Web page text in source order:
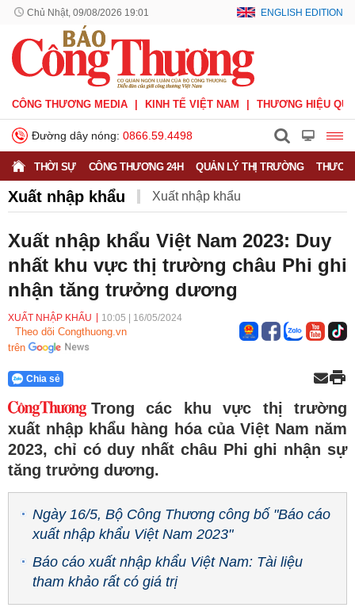
Chủ Nhật, 09/08/2026 19:01 ENGLISH EDITION
CÔNG THƯƠNG MEDIA KINH TẾ VIỆT NAM THƯƠNG HIỆU
Đường dây nóng: 0866.59.4498
THỜI SỰ CÔNG THƯƠNG 24H QUẢN LÝ THỊ TRƯỜNG
Xuất nhập khẩu Xuất nhập khẩu
Phòng vệ thương mại
Xuất xứ hàng hóa Xúc tiến thương mại
Thương mại điện tử
Xuất nhập khẩu Việt Nam 2023: Duy
nhất khu vực thị trường châu Phi ghi
nhận tăng trưởng dương
XUẤT NHẬP KHẨU 10:05 16/05/2024
Theo dõi Congthuong.vn
trên
Chia sẻ
Trong các khu vực thị trường
xuất nhập khẩu hàng hóa của Việt Nam năm
2023, chỉ có duy nhất châu Phi ghi nhận sự
tăng trưởng dương.
Ngày 16/5, Bộ Công Thương công bố "Báo cáo
xuất nhập khẩu Việt Nam 2023"
Báo cáo xuất nhập khẩu Việt Nam: Tài liệu
tham khảo rất có giá trị